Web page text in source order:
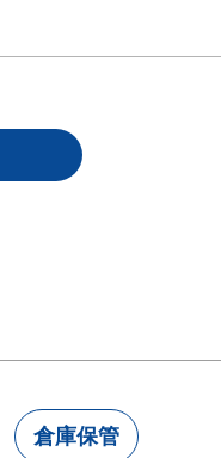
倉庫保管